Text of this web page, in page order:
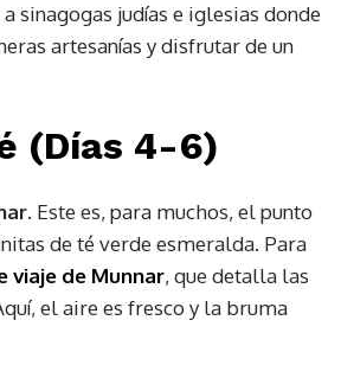
sinagogas judías e iglesias donde
artesanías y disfrutar de un
(Días 4-6)
. Este es, para muchos, el punto
de té verde esmeralda. Para
viaje de Munnar, que detalla las
el aire es fresco y la bruma